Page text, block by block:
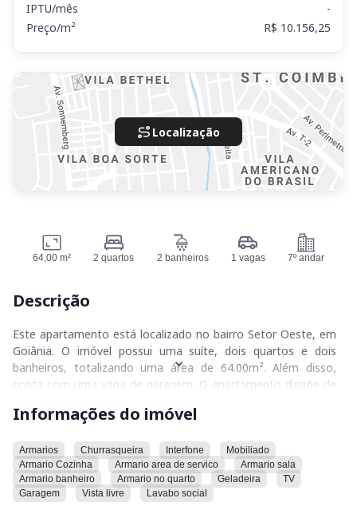
IPTU/mês
-
Preço/m²
R$ 10.156,25
Localização
64,00 m² 2 quartos 2 banheiros 1 vagas 7º andar
Descrição
Este apartamento está localizado no bairro Setor Oeste, em
Goiânia. O imóvel possui uma suíte, dois quartos e dois
banheiros, totalizando uma área de 64.00m². Além disso,
conta com uma vaga de garagem. O apartamento dispõe de
Outras comodidades incluem churrasqueira, garagem,
apartamento é livre.
O condomínio onde o apartamento está situado oferece uma
série de características. Entre elas, academia, área de lazer,
Informações do imóvel
Armarios Churrasqueira Interfone
Mobiliado
Armario Cozinha
Armario area de servico
Armario sala
Armario banheiro
Armario no quarto Geladeira
TV
Garagem
Vista livre Lavabo social